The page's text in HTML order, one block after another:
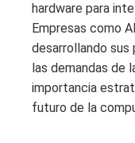
hardware para
Empresas como
desarrollando sus
las demandas de
importancia
futuro de la